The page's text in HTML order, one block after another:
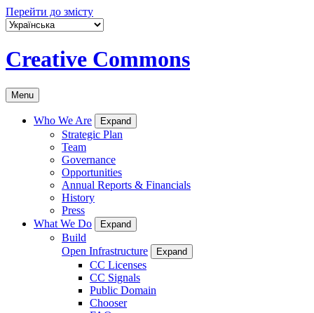
Перейти до змісту
Creative Commons
Menu
Who We Are Expand
Strategic Plan
Team
Governance
Opportunities
Annual Reports & Financials
History
Press
What We Do
Expand
Build
Open Infrastructure
Expand
CC Licenses
CC Signals
Public Domain
Chooser